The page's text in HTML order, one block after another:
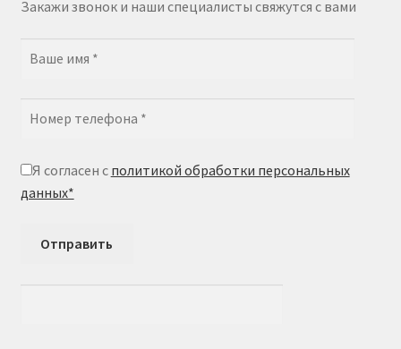
Закажи звонок и наши специалисты свяжутся с вами
Я согласен с политикой обработки персональных
данных*
Отправить